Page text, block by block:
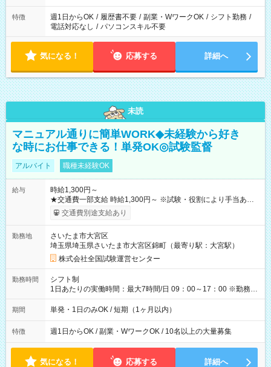
特徴 週1日からOK / 履歴書不要 / 副業・WワークOK / シフト勤務 /
電話対応なし / パソコンスキル不要
気になる！ 応募する 詳細へ
未読
マニュアル通りに簡単WORK◆未経験から好き
な時にお仕事できる！単発OK◎試験監督
アルバイト 職種未経験OK
給与
時給1,300円～
★交通費一部支給 時給1,300円～ ※試験・役割により手当あり
※勤務回数により昇給あり 【即給（前払い）オプションあ
り！】 希望される場合、勤務から1週間ほどで給与の一部を受け
例】 ・河合塾模擬試験 8:30～17:30（休憩1時間） 時給1,300円
×8時間＝日収10,400円＋交通費 ※当日の役割により時給＋100
円の場合あり ・国家試験 7:00～13:30（休憩なし） 時給1,300
円（役割手当＋100円）×6時間＝日収8,400円＋交通費 【試用期
間】試用期間なし
交通費別途支給あり
勤務地
さいたま市大宮区
埼玉県埼玉県さいたま市大宮区錦町（最寄り駅：大宮駅）
株式会社全国試験運営センター
勤務時間
シフト制
1日あたりの実働時間：最大7時間/日 09：00～17：00 ※勤務時
間は 試験により異なります。
期間 単発・1日のみOK / 短期（1ヶ月以内）
特徴 週1日からOK / 副業・WワークOK / 10名以上の大量募集
気になる！ 応募する 詳細へ